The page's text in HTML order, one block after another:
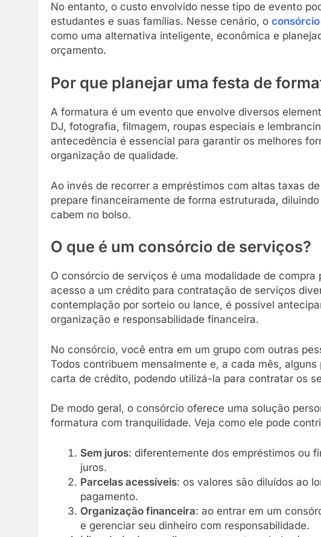
No entanto, o custo envolvido nesse tipo de evento
estudantes e suas famílias. Nesse cenário, o
como uma alternativa inteligente, econômica e
orçamento.
Por que planejar uma festa de
A formatura é um evento que envolve diversos
DJ, fotografia, filmagem, roupas especiais e
antecedência é essencial para garantir os melhores
organização de qualidade.
Ao invés de recorrer a empréstimos com altas taxas
prepare financeiramente de forma estruturada,
cabem no bolso.
O que é um consórcio de serviços?
O consórcio de serviços é uma modalidade de
acesso a um crédito para contratação de serviços
contemplação por sorteio ou lance, é possível
organização e responsabilidade financeira.
No consórcio, você entra em um grupo com outras
Todos contribuem mensalmente e, a cada mês,
carta de crédito, podendo utilizá-la para contratar os
De modo geral, o consórcio oferece uma solução
formatura com tranquilidade. Veja como ele pode
Sem juros: diferentemente dos empréstimos ou
juros.
Parcelas acessíveis: os valores são diluídos ao
pagamento.
Organização financeira: ao entrar em um
e gerenciar seu dinheiro com responsabilidade.